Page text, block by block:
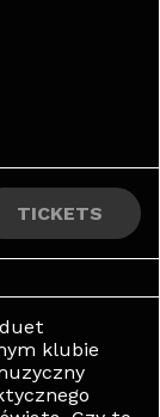
TICKETS
klubie